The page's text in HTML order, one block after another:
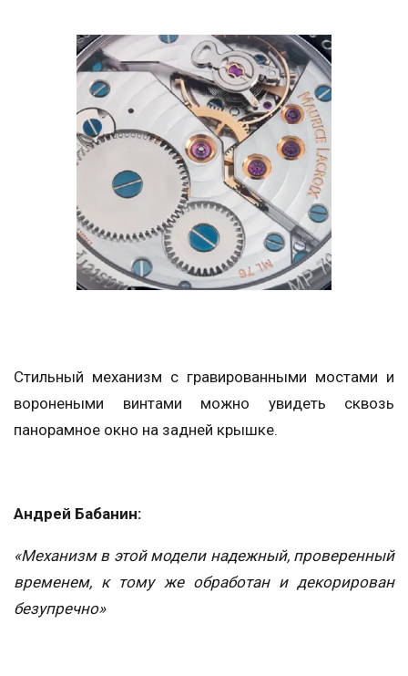
Стильный механизм с гравированными мостами и
воронеными винтами можно увидеть сквозь
панорамное окно на задней крышке.
Андрей Бабанин:
«Механизм в этой модели надежный, проверенный
временем, к тому же обработан и декорирован
безупречно»